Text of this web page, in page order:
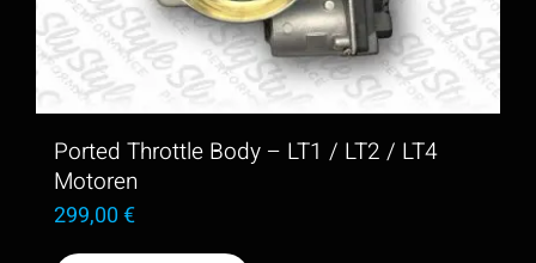
Ported Throttle Body – LT1 / LT2 / LT4
Motoren
299,00€